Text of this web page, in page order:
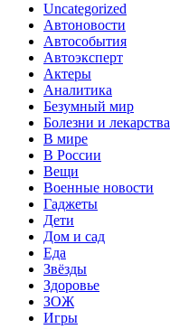
Uncategorized
Автоновости
Автособытия
Автоэксперт
Актеры
Аналитика
Безумный мир
Болезни и лекарства
В мире
В России
Вещи
Военные новости
Гаджеты
Дети
Дом и сад
Еда
Звёзды
Здоровье
ЗОЖ
Игры